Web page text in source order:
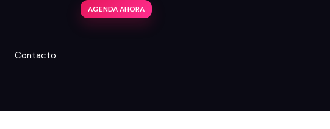
Contacto
AGENDA AHORA